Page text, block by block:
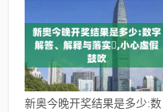
新奥今晚开奖结果是多少:数